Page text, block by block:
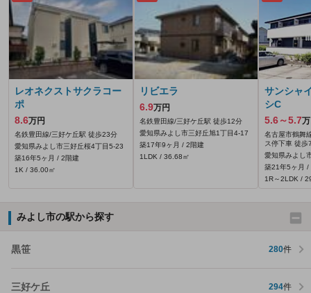
レオネクストサクラコー
ポ
8.6万円
名鉄豊田線/三好ケ丘駅 徒歩23分
愛知県みよし市三好丘桜4丁目5‐23
築16年5ヶ月 / 2階建
1K / 36.00㎡
リビエラ
6.9万円
名鉄豊田線/三好ケ丘駅 徒歩12分
愛知県みよし市三好丘旭1丁目4‐17
築17年9ヶ月 / 2階建
1LDK / 36.68㎡
サンシャ
シC
5.6～5.7
名古屋市鶴舞
ス停下車 徒歩
愛知県みよし
築21年5ヶ月 /
1R～2LDK /
みよし市の駅から探す
黒笹 280件
三好ケ丘 294件